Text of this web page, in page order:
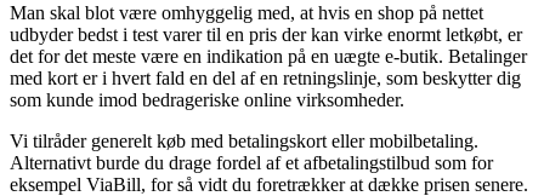
Man skal blot være omhyggelig med, at hvis en shop på nettet
udbyder bedst i test varer til en pris der kan virke enormt letkøbt, er
det for det meste være en indikation på en uægte e-butik. Betalinger
med kort er i hvert fald en del af en retningslinje, som beskytter dig
som kunde imod bedrageriske online virksomheder.
Vi tilråder generelt køb med betalingskort eller mobilbetaling.
Alternativt burde du drage fordel af et afbetalingstilbud som for
eksempel ViaBill, for så vidt du foretrækker at dække prisen senere.